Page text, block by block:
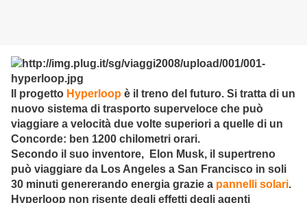
Il progetto Hyperloop è il treno del futuro. Si tratta di un
nuovo sistema di trasporto superveloce che può
viaggiare a velocità due volte superiori a quelle di un
Concorde: ben 1200 chilometri orari.
Secondo il suo inventore, Elon Musk, il supertreno
può viaggiare da Los Angeles a San Francisco in soli
30 minuti genererando energia grazie a pannelli solari.
Hyperloop non risente degli effetti degli agenti